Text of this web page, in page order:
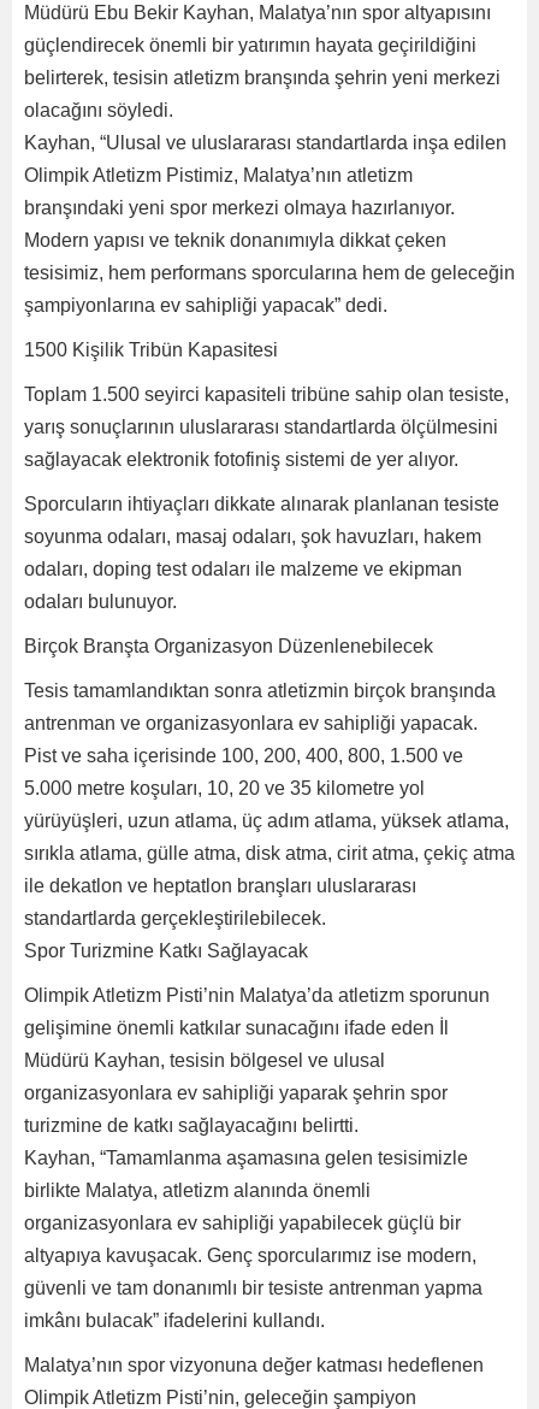
Müdürü Ebu Bekir Kayhan, Malatya’nın spor altyapısını
güçlendirecek önemli bir yatırımın hayata geçirildiğini
belirterek, tesisin atletizm branşında şehrin yeni merkezi
olacağını söyledi.
Kayhan, “Ulusal ve uluslararası standartlarda inşa edilen
Olimpik Atletizm Pistimiz, Malatya’nın atletizm
branşındaki yeni spor merkezi olmaya hazırlanıyor.
Modern yapısı ve teknik donanımıyla dikkat çeken
tesisimiz, hem performans sporcularına hem de geleceğin
şampiyonlarına ev sahipliği yapacak” dedi.
1500 Kişilik Tribün Kapasitesi
Toplam 1.500 seyirci kapasiteli tribüne sahip olan tesiste,
yarış sonuçlarının uluslararası standartlarda ölçülmesini
sağlayacak elektronik fotofiniş sistemi de yer alıyor.
Sporcuların ihtiyaçları dikkate alınarak planlanan tesiste
soyunma odaları, masaj odaları, şok havuzları, hakem
odaları, doping test odaları ile malzeme ve ekipman
odaları bulunuyor.
Birçok Branşta Organizasyon Düzenlenebilecek
Tesis tamamlandıktan sonra atletizmin birçok branşında
antrenman ve organizasyonlara ev sahipliği yapacak.
Pist ve saha içerisinde 100, 200, 400, 800, 1.500 ve
5.000 metre koşuları, 10, 20 ve 35 kilometre yol
yürüyüşleri, uzun atlama, üç adım atlama, yüksek atlama,
sırıkla atlama, gülle atma, disk atma, cirit atma, çekiç atma
ile dekatlon ve heptatlon branşları uluslararası
standartlarda gerçekleştirilebilecek.
Spor Turizmine Katkı Sağlayacak
Olimpik Atletizm Pisti’nin Malatya’da atletizm sporunun
gelişimine önemli katkılar sunacağını ifade eden İl
Müdürü Kayhan, tesisin bölgesel ve ulusal
organizasyonlara ev sahipliği yaparak şehrin spor
turizmine de katkı sağlayacağını belirtti.
Kayhan, “Tamamlanma aşamasına gelen tesisimizle
birlikte Malatya, atletizm alanında önemli
organizasyonlara ev sahipliği yapabilecek güçlü bir
altyapıya kavuşacak. Genç sporcularımız ise modern,
güvenli ve tam donanımlı bir tesiste antrenman yapma
imkânı bulacak” ifadelerini kullandı.
Malatya’nın spor vizyonuna değer katması hedeflenen
Olimpik Atletizm Pisti’nin, geleceğin şampiyon